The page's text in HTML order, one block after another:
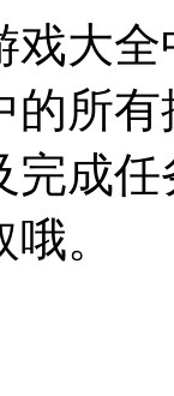
戏大
的所
完成
。